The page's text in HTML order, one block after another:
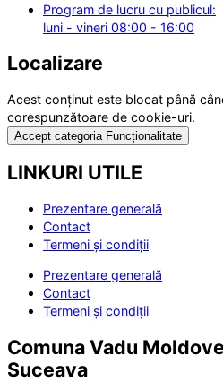
Program de lucru cu publicul:
luni - vineri 08:00 - 16:00
Localizare
Acest conținut este blocat până
corespunzătoare de cookie-uri.
Accept categoria Funcționalitate
LINKURI UTILE
Prezentare generală
Contact
Termeni și condiții
Prezentare generală
Contact
Termeni și condiții
Comuna Vadu
Suceava